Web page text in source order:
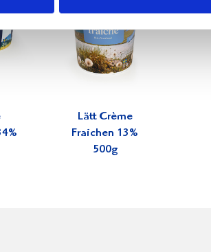
Lätt Crème
Fraichen 13%
500g